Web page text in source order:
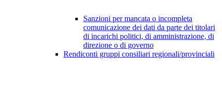
Sanzioni per mancata o incompleta
comunicazione dei dati da parte dei titolari
di incarichi politici, di amministrazione, di
direzione o di governo
Rendiconti gruppi consiliari regionali/provinciali